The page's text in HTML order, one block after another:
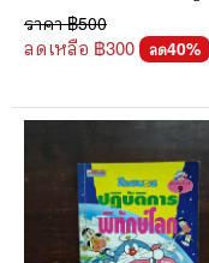
เอฟ ฟูจิโอะ
ราคา ฿500
ลดเหลือ ฿300 ลด40%